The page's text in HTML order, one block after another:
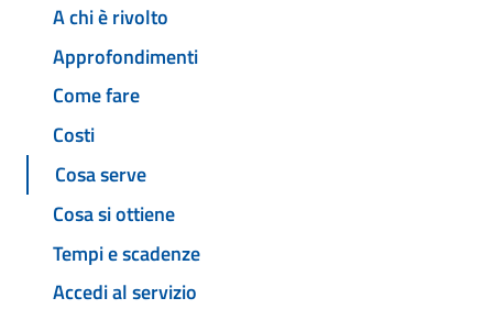
A chi è rivolto
Approfondimenti
Come fare
Costi
Cosa serve
Cosa si ottiene
Tempi e scadenze
Accedi al servizio